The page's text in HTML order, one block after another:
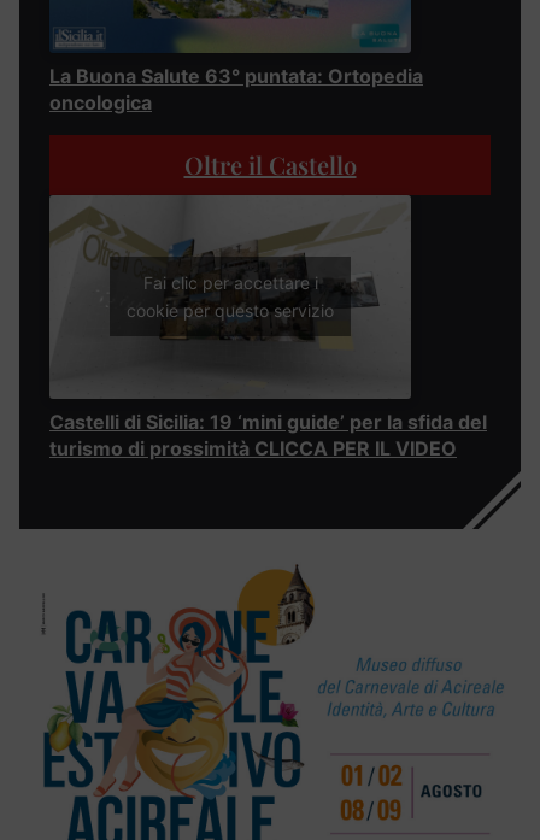
La Buona Salute 63° puntata: Ortopedia
oncologica
Oltre il Castello
Fai clic per accettare i
cookie per questo servizio
Castelli di Sicilia: 19 ‘mini guide’ per la sfida del
turismo di prossimità CLICCA PER IL VIDEO